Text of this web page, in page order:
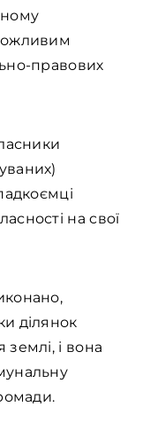
правових
на свої
ділянок
і вона